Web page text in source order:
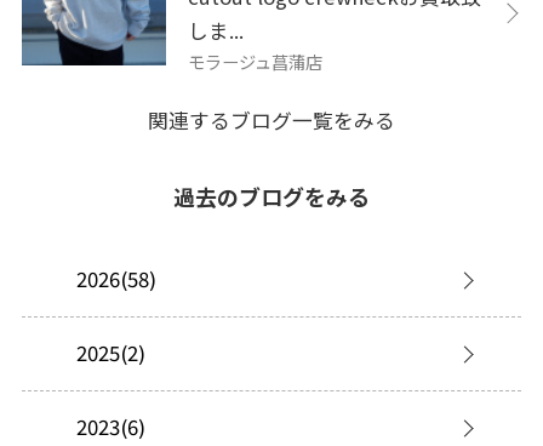
しま...
モラージュ菖蒲店
関連するブログ一覧をみる
過去のブログをみる
2026(58)
2025(2)
2023(6)